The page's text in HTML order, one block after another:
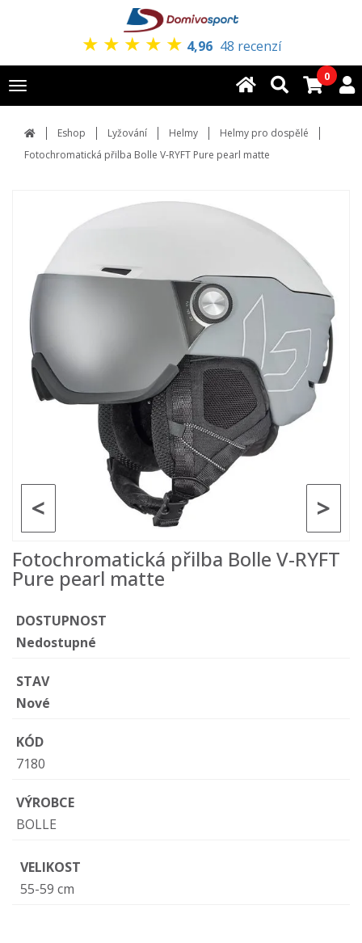
★ ★ ★ ★ ★ 4,96 48 recenzí
Toggle
navigation
0
Eshop Lyžování Helmy
Helmy pro dospělé
Fotochromatická přilba Bolle V-RYFT Pure pearl matte
>
<
Fotochromatická přilba Bolle V-RYFT
Pure pearl matte
DOSTUPNOST
Nedostupné
STAV
Nové
KÓD
7180
VÝROBCE
BOLLE
VELIKOST
55-59 cm